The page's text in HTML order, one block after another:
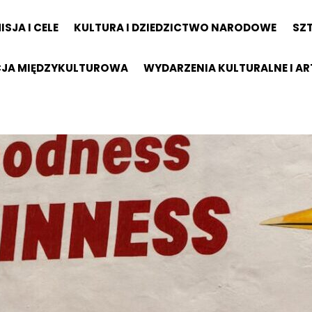
I CELE KULTURA I DZIEDZICTWO NARODOWE
MIĘDZYKULTUROWA WYDARZENIA KULTURALNE I